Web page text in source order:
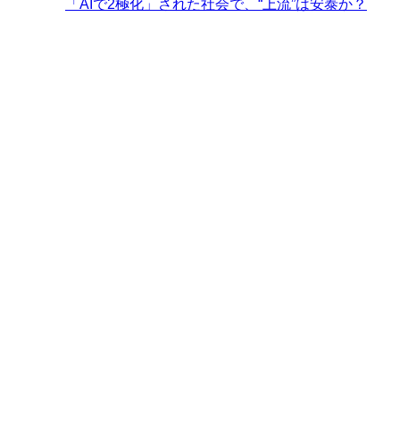
「AIで2極化」された社会で、“上流”は安泰か？